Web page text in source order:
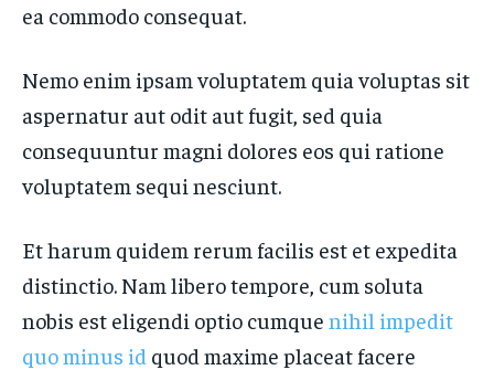
ea commodo consequat.
Nemo enim ipsam voluptatem quia voluptas sit
aspernatur aut odit aut fugit, sed quia
consequuntur magni dolores eos qui ratione
voluptatem sequi nesciunt.
Et harum quidem rerum facilis est et expedita
distinctio. Nam libero tempore, cum soluta
nobis est eligendi optio cumque nihil impedit
quo minus id quod maxime placeat facere